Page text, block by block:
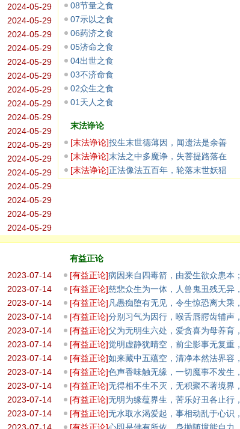
2024-05-29
2024-05-29
2024-05-29
2024-05-29
2024-05-29
2024-05-29
2024-05-29
2024-05-29
2024-05-29
2024-05-29
2024-05-29
2024-05-29
2024-05-29
2024-05-29
2024-05-29
2024-05-29
2024-05-29
08节量之食
07示以之食
06药济之食
05济命之食
04出世之食
03不济命食
02众生之食
01天人之食
末法诤论
[末法诤论]投生末世德薄因，闻遗法是余善
存，小乘先灭
[末法诤论]末法之中多魔诤，失菩提路落在
坑，纵有多智
[末法诤论]正法像法五百年，轮落末世妖猖
2023-07-14
2023-07-14
2023-07-14
2023-07-14
2023-07-14
2023-07-14
2023-07-14
2023-07-14
2023-07-14
2023-07-14
2023-07-14
有益正论
[有益正论]病因来自四毒箭，由爱生欲众患本；
佛无寒热
[有益正论]慈悲众生为一体，人兽鬼丑残无异，
观彼怨家
[有益正论] 凡愚痴堕有无见，令生惊恐离大乘，
一切法如
[有益正论]分别习气为因行，喉舌唇腭齿辅声，
於出种种
[有益正论]父为无明生六处，爱贪喜为母养育，
随眠为似
[有益正论]觉明虚静犹晴空，前尘影事无复重，
观世间山
[有益正论]如来藏中五蕴空，清净本然法界容，
随众生业
[有益正论]色声香味触无缘，一切魔事不发生，
佛顶光明
[有益正论]无得相不生不灭，无积聚不著境界，
离相无相
[有益正论]无明为缘蕴界生，苦乐好丑各止行，
诸识是一
[有益正论]无水取水渴爱起，事相动乱于心识，
凡愚见法